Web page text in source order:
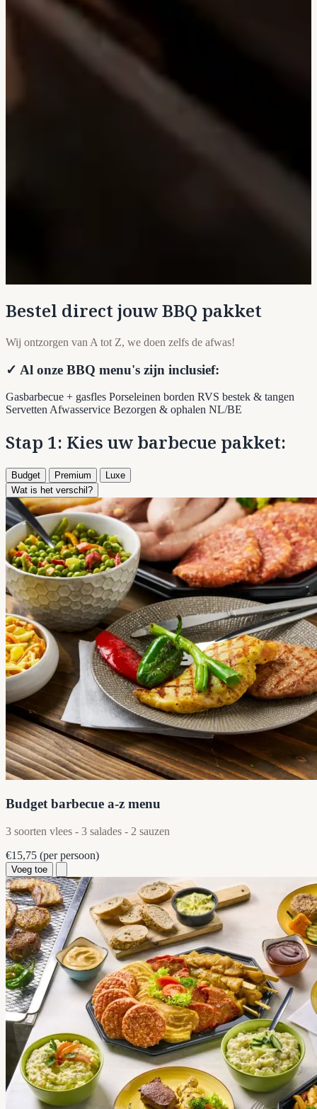
Bestel direct jouw BBQ pakket
Wij ontzorgen van A tot Z, we doen zelfs de afwas!
✓ Al onze BBQ menu's zijn inclusief:
Gasbarbecue + gasfles Porseleinen borden RVS bestek & tangen
ServettenAfwasservice Bezorgen & ophalen NL/BE
Stap 1: Kies uw barbecue pakket:
Budget Premium
Luxe
Wat is het verschil?
Budget barbecue a-z menu
3 soorten vlees - 3 salades - 2 sauzen
€15,75 (per persoon)
Voeg toe